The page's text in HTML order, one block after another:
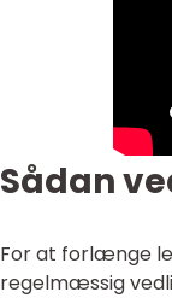
Sådan
For at forlænge
regelmæssig